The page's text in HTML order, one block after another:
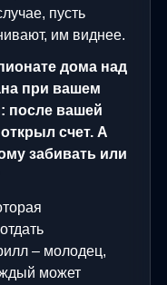
пусть
им виднее.
дома над
при вашем
после вашей
счет. А
забивать или
– молодец,
может